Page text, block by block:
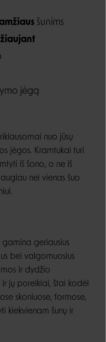
šunims
jėgą
nuo jūsų
jėgos. Kramtukai turi
iš šono, o ne iš
nei vienas šuo
gamina geriausius
bei valgomuosius
ir dydžio
ir jų poreikiai, štai kodėl
skoniuose, formose,
kiekvienam šunų ir